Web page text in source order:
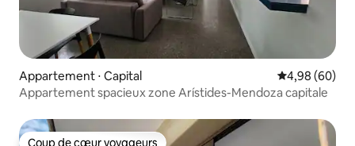
Appartement ⋅ Capital Évaluation
4,98 (60)
Appartement spacieux zone Arístides-Mendoza capitale
Coup de cœur voyageurs